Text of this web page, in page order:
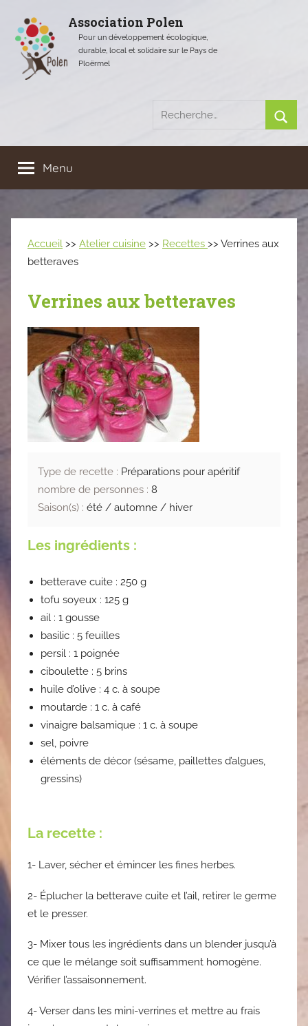
contenu
Association Polen
Pour un développement écologique,
durable, local et solidaire sur le Pays de
Ploërmel
Recherche
:
Menu
Accueil >> Atelier cuisine >> Recettes >> Verrines aux
betteraves
Verrines aux betteraves
Type de recette : Préparations pour apéritif
nombre de personnes : 8
Saison(s) : été / automne / hiver
Les ingrédients :
betterave cuite : 250 g
tofu soyeux : 125 g
ail : 1 gousse
basilic : 5 feuilles
persil : 1 poignée
ciboulette : 5 brins
huile d’olive : 4 c. à soupe
moutarde : 1 c. à café
vinaigre balsamique : 1 c. à soupe
sel, poivre
éléments de décor (sésame, paillettes d’algues,
gressins)
La recette :
1- Laver, sécher et émincer les fines herbes.
2- Éplucher la betterave cuite et l’ail, retirer le germe
et le presser.
3- Mixer tous les ingrédients dans un blender jusqu’à
ce que le mélange soit suffisamment homogène.
Vérifier l’assaisonnement.
4- Verser dans les mini-verrines et mettre au frais